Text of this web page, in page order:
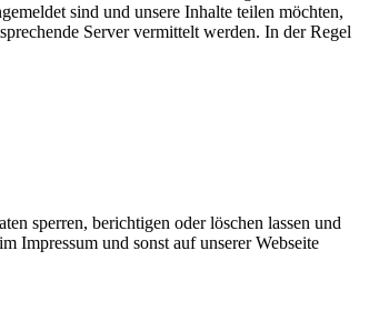
sind und unsere Inhalte teilen möchten,
Server vermittelt werden. In der Regel
sperren, berichtigen oder löschen lassen und
Impressum und sonst auf unserer Webseite